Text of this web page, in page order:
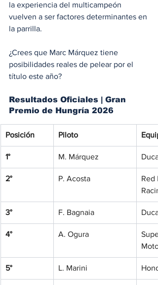
la experiencia del multicampeón
vuelven a ser factores determinantes en
la parrilla.
¿Crees que Marc Márquez tiene
posibilidades reales de pelear por el
título este año?
Resultados Oficiales | Gran
Premio de Hungría 2026
Posición Piloto
1° M. Márquez
2° P. Acosta
Red
3° F. Bagnaia
4° A. Ogura
5° L. Marini